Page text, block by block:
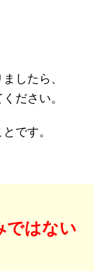
したら、
ださい。
です。
ではない